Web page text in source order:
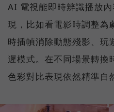
AI 電視能即時辨識播放
現，比如看電影時調整為
時插幀消除動態殘影、玩
遲模式。在不同場景轉換
色彩對比表現依然精準自